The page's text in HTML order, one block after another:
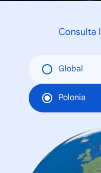
Consulta
Global
Polonia